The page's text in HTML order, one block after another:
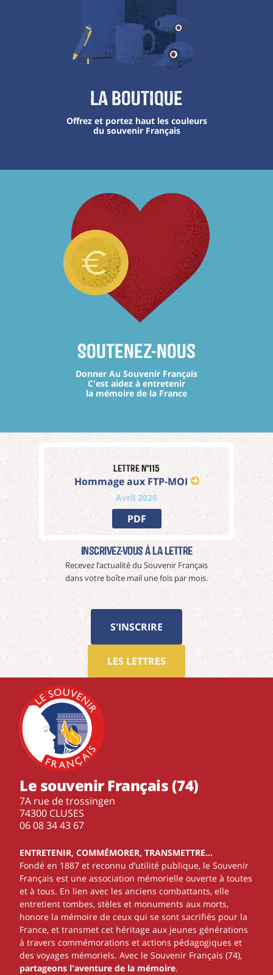
La boutique
Offrez et portez haut les couleurs
du souvenir Français
Soutenez-nous
Donner Au Souvenir Français
C'est aidez à entretenir
la mémoire de la France
Lettre n°115
Hommage aux FTP-MOI
Avril 2026
PDF
Inscrivez-vous à La Lettre
Recevez l’actualité du Souvenir Français
dans votre boîte mail une fois par mois.
S'INSCRIRE
LES LETTRES
Le souvenir Français (74)
7A rue de trossingen
74300 CLUSES
‭06 08 34 43 67‬
ENTRETENIR, COMMÉMORER, TRANSMETTRE…
Fondé en 1887 et reconnu d’utilité publique, le Souvenir
Français est une association mémorielle ouverte à toutes
et à tous. En lien avec les anciens combattants, elle
entretient tombes, stèles et monuments aux morts,
honore la mémoire de ceux qui se sont sacrifiés pour la
France, et transmet cet héritage aux jeunes générations
à travers commémorations et actions pédagogiques et
des voyages mémoriels. Avec le Souvenir Français (74),
partageons l'aventure de la mémoire.